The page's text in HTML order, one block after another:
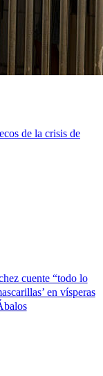
de la crisis de
cuente “todo lo
en vísperas